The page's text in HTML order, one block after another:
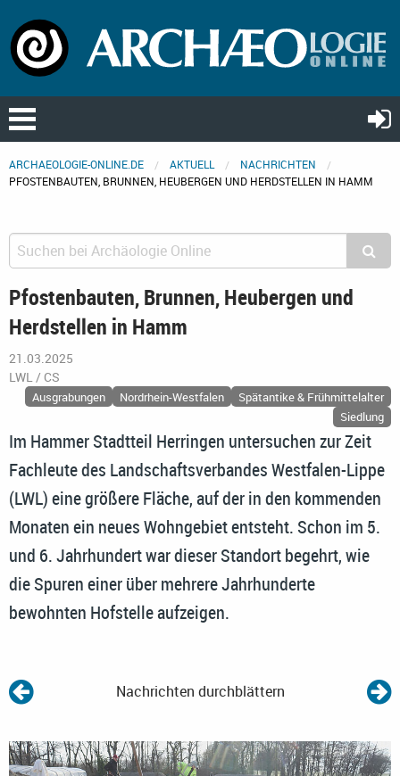
ARCHAEOLOGIE-ONLINE.DE AKTUELL
NACHRICHTEN
PFOSTENBAUTEN, BRUNNEN, HEUBERGEN UND HERDSTELLEN IN HAMM
Pfostenbauten, Brunnen, Heubergen und
Herdstellen in Hamm
21.03.2025
LWL / CS
Ausgrabungen Nordrhein-Westfalen
Spätantike & Frühmittelalter
Siedlung
Im Hammer Stadtteil Herringen untersuchen zur Zeit
Fachleute des Landschaftsverbandes Westfalen-Lippe
(LWL) eine größere Fläche, auf der in den kommenden
Monaten ein neues Wohngebiet entsteht. Schon im 5.
und 6. Jahrhundert war dieser Standort begehrt, wie
die Spuren einer über mehrere Jahrhunderte
bewohnten Hofstelle aufzeigen.
Nachrichten durchblättern